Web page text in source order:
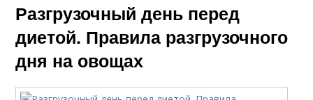
Разгрузочный день перед
диетой. Правила разгрузочного
дня на овощах